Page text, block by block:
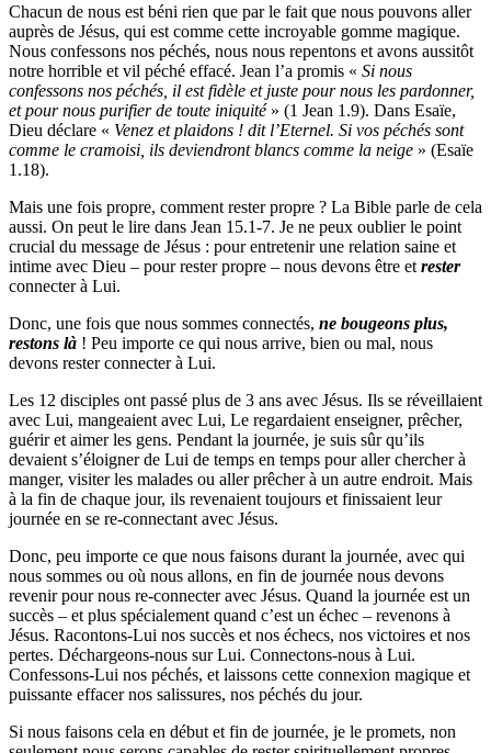
Chacun de nous est béni rien que par le fait que nous pouvons aller
auprès de Jésus, qui est comme cette incroyable gomme magique.
Nous confessons nos péchés, nous nous repentons et avons aussitôt
notre horrible et vil péché effacé. Jean l’a promis « Si nous
confessons nos péchés, il est fidèle et juste pour nous les pardonner,
et pour nous purifier de toute iniquité» (1 Jean 1.9). Dans Esaïe,
Dieu déclare « Venez et plaidons ! dit l’Eternel. Si vos péchés sont
comme le cramoisi, ils deviendront blancs comme la neige » (Esaïe
1.18).
Mais une fois propre, comment rester propre ? La Bible parle de cela
aussi. On peut le lire dans Jean 15.1-7. Je ne peux oublier le point
crucial du message de Jésus : pour entretenir une relation saine et
intime avec Dieu – pour rester propre – nous devons être et rester
connecter à Lui.
Donc, une fois que nous sommes connectés, ne bougeons plus,
restons là ! Peu importe ce qui nous arrive, bien ou mal, nous
devons rester connecter à Lui.
Les 12 disciples ont passé plus de 3 ans avec Jésus. Ils se réveillaient
avec Lui, mangeaient avec Lui, Le regardaient enseigner, prêcher,
guérir et aimer les gens. Pendant la journée, je suis sûr qu’ils
devaient s’éloigner de Lui de temps en temps pour aller chercher à
manger, visiter les malades ou aller prêcher à un autre endroit. Mais
à la fin de chaque jour, ils revenaient toujours et finissaient leur
journée en se re-connectant avec Jésus.
Donc, peu importe ce que nous faisons durant la journée, avec qui
nous sommes ou où nous allons, en fin de journée nous devons
revenir pour nous re-connecter avec Jésus. Quand la journée est un
succès – et plus spécialement quand c’est un échec – revenons à
Jésus. Racontons-Lui nos succès et nos échecs, nos victoires et nos
pertes. Déchargeons-nous sur Lui. Connectons-nous à Lui.
Confessons-Lui nos péchés, et laissons cette connexion magique et
puissante effacer nos salissures, nos péchés du jour.
Si nous faisons cela en début et fin de journée, je le promets, non